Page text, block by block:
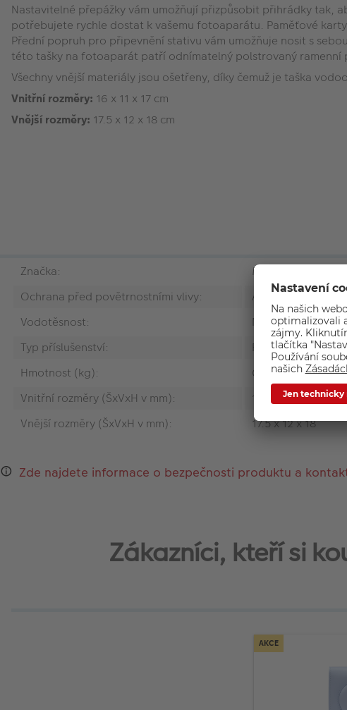
Nastavitelné přepážky vám umožňují přizpůsobit přihrádky tak,
potřebujete rychle dostat k vašemu fotoaparátu. Paměťové
Přední popruh pro připevnění stativu vám umožňuje nosit s
této tašky na fotoaparát patří odnímatelný polstrovaný
Všechny vnější materiály jsou ošetřeny, díky čemuž je taška
Vnitřní rozměry: 16 x 11 x 17 cm
Vnější rozměry: 17.5 x 12 x 18 cm
Značka:
Manfrotto
Ochrana před povětrnostními vlivy:
Ano
Vodotěsnost:
Ne
Typ příslušenství:
Fotobrašna
Hmotnost (kg):
0.32
Vnitřní rozměry (ŠxVxH v mm):
16 x 11 x 17
Vnější rozměry (ŠxVxH v mm):
17.5 x 12 x 18
Zde najdete informace o bezpečnosti produktu a
Zákazníci, kteří si
AKCE